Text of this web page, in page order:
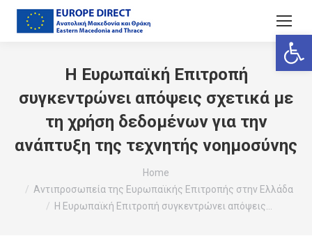
Η Ευρωπαϊκή Επιτροπή
συγκεντρώνει απόψεις σχετικά με
τη χρήση δεδομένων για την
ανάπτυξη της τεχνητής νοημοσύνης
Home
Αντιπροσωπεία της Ευρωπαϊκής Επιτροπής στην Ελλάδα
Η Ευρωπαϊκή Επιτροπή συγκεντρώνει απόψεις…